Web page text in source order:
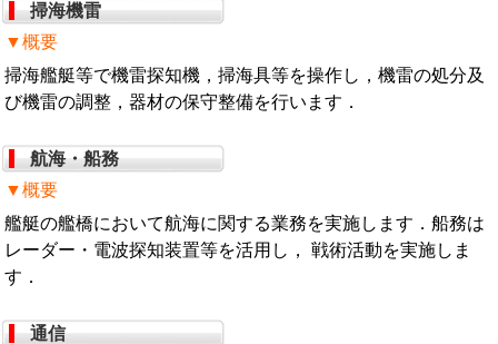
掃海機雷
▼概要
掃海艦艇等で機雷探知機，掃海具等を操作し，機雷の処分及
び機雷の調整，器材の保守整備を行います．
航海・船務
▼概要
艦艇の艦橋において航海に関する業務を実施します．船務は
レーダー・電波探知装置等を活用し， 戦術活動を実施しま
す．
通信